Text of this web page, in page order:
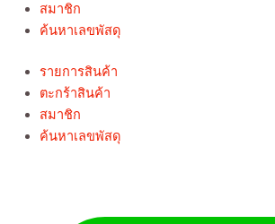
สมาชิก
ค้นหาเลขพัสดุ
รายการสินค้า
ตะกร้าสินค้า
สมาชิก
ค้นหาเลขพัสดุ